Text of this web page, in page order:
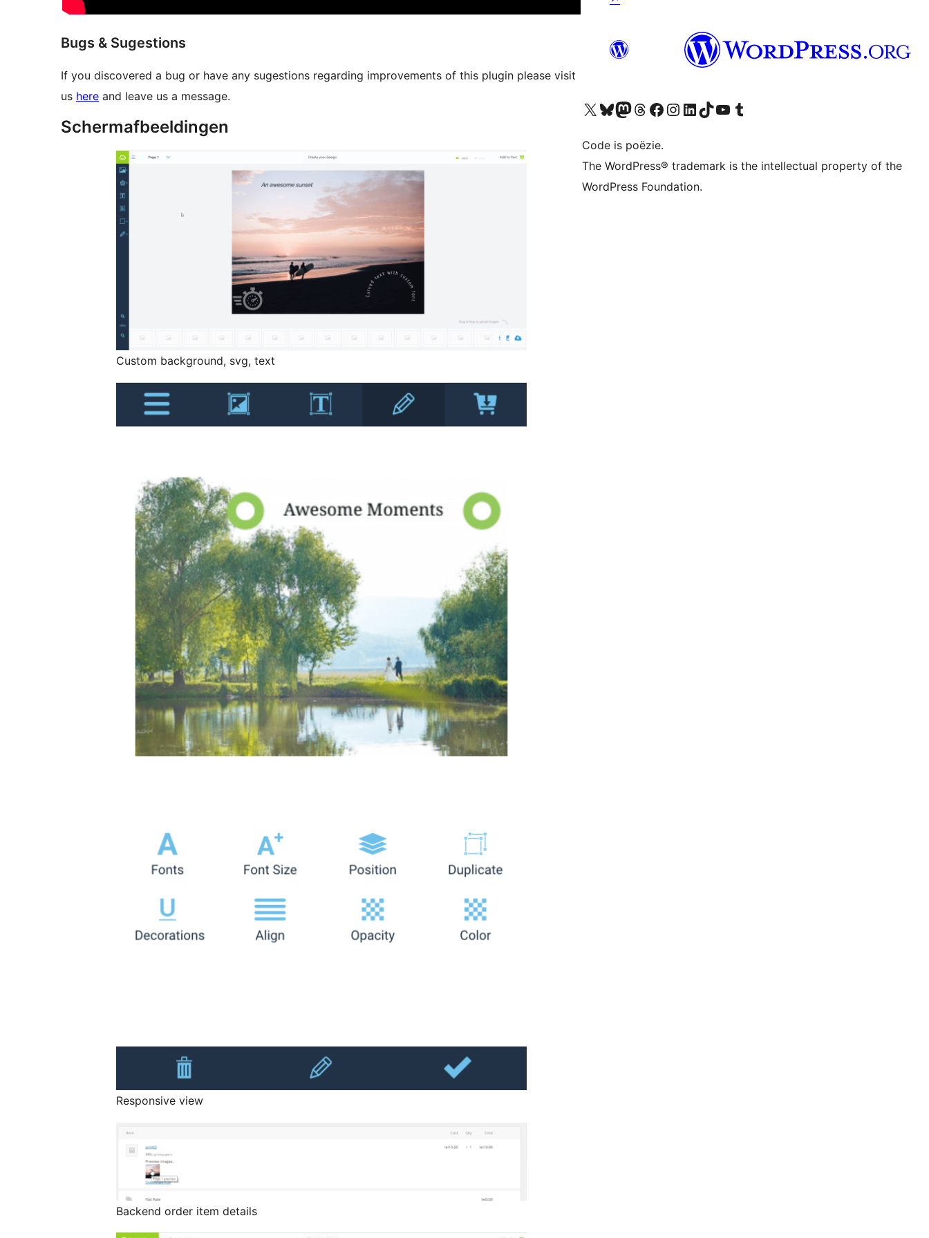
Bugs & Sugestions
If you discovered a bug or have any sugestions regarding improvements of this plugin please visit
us here and leave us a message.
Schermafbeeldingen
Custom background, svg, text
Responsive view
Backend order item details
Bezoek ons X (voorheen Twitter) account
Bezoek ons Bluesky account
Bezoek ons Mastodon account
Bezoek ons Threads account
Onze Facebook pagina bezoeken
Bezoek ons Instagram account
Bezoek ons LinkedIn account
Bezoek ons TikTok account
Bezoek ons YouTube kanaalBezoek ons Tumblr account
Code is poëzie.
The WordPress® trademark is the intellectual property of the
WordPress Foundation.